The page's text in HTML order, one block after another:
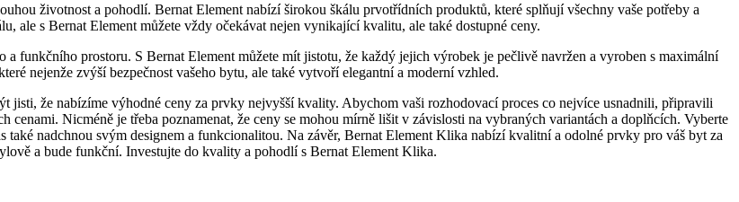
⁣životnost a pohodlí. ⁢Bernat ⁢Element nabízí širokou škálu prvotřídních produktů, které splňují všechny vaše potřeby a
ale ⁢s Bernat Element můžete vždy očekávat nejen vynikající kvalitu, ale také dostupné ceny.
funkčního prostoru. S Bernat Element můžete mít jistotu, že každý jejich výrobek je pečlivě navržen a vyroben s maximální
nejenže zvýší bezpečnost vašeho bytu, ale také vytvoří elegantní a moderní vzhled.
jisti, že nabízíme výhodné ceny za ⁣prvky nejvyšší ⁤kvality. Abychom vaši rozhodovací proces co nejvíce usnadnili, připravili
cenami. Nicméně je třeba poznamenat, že ceny se mohou mírně lišit v závislosti na vybraných variantách a doplňcích.​ Vyberte
nadchnou⁤ svým designem‌ a funkcionalitou. Na závěr, Bernat Element ⁣Klika nabízí kvalitní a odolné prvky pro⁤ váš byt ‍za
a bude funkční.‌ Investujte do kvality a pohodlí s Bernat Element Klika.